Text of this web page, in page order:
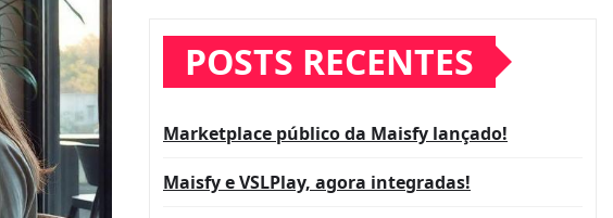
POSTS RECENTES
Marketplace público da Maisfy lançado!
Maisfy e VSLPlay, agora integradas!